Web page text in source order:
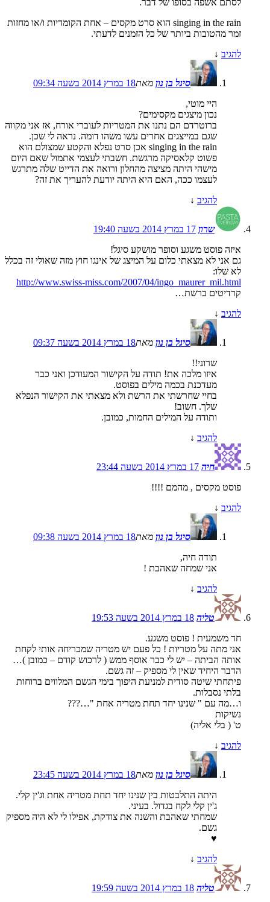
singing in the rain הוא סרט מקסים – אחת הקומדיות ו/או מחזות
זמר מהטובות ביותר של כל הזמנים לדעתי.
להגיב ↓
סיגל בן נון מאת18 במרץ 2014 בשעה 09:34
היי מוטי,
נכון מיצגים מקסימים?
ברוטרדם הם נתנו את המטריות לעוברי אורח, אז אני מקווה
שגם במייצגים אחרים עשו משהו דומה. נראה לי שכן.
singing in the rain אכן סרט נפלא והקטע שמצולם הוא
פשוט קלאסיקה מרגשת. חשבתי לעצמי אתמול שאם היום
מישהי היתה מציצה מהחלון ורואה את הדייט שלה מתרגש
לעצמו ככה, האם היא היתה יודעת להעריך את זה?
להגיב ↓
שרון 17 במרץ 2014 בשעה 19:40
איזה פוסט משגע וסופר מושקע סיגל!
גם אני לא מצאתי כלום על המיצג של אינגו חוץ מזה שאולי זה בכלל
לא שלו:
http://www.swiss-miss.com/2007/04/ingo_maurer_mil.html
קרדיטים ברשת…
להגיב ↓
סיגל בן נון מאת18 במרץ 2014 בשעה 09:37
שרוני!!
איזו מלכה את! תודה על הקישור המעודכן ואני כבר
מעדכנת בכמה מילים בפוסט.
בחיי שחרשתי את הרשת ולא מצאתי את הקישור הנפלא
שלך. חשוב!
ותודה על המילים החמות, כמובן.
להגיב ↓
חיה 17 במרץ 2014 בשעה 23:44
פוסט מקסים , מהמם !!!!
להגיב ↓
סיגל בן נון מאת18 במרץ 2014 בשעה 09:38
תודה חיה,
אני שמחה שאהבת !
להגיב ↓
טליה 18 במרץ 2014 בשעה 19:53
חד משמעית ! פוסט משגע.
אני מתה על מטריות ! כל פעם יש מטריה שמכריחה אותי לקחת
אותה הביתה – יש לי כבר אוסף ממש ( לרכוש קודם – כמובן )…
הדבר היחיד שאין לי מספיק – זה גשם.
פיתחתי שיטה סודית למניעת היפוך בימי הגשם המלווים ברוחות
בלתי נסבלות.
ו…מה עם " שנינו יחד תחת מטריה אחת "…???
נשיקות
ט' ( בלי אליה)
להגיב ↓
סיגל בן נון מאת18 במרץ 2014 בשעה 23:45
היתה התלבטות בין שנינו יחד תחת מטריה אחת וג'ין קלי.
ג'ין קלי לקח בגדול. בעיני.
שמחתי שאהבת והשנה את צודקת, אפילו לי לא היה מספיק
גשם.
♥
להגיב ↓
טליה 18 במרץ 2014 בשעה 19:59